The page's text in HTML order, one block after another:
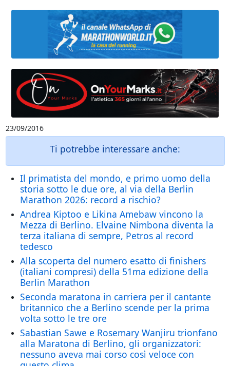
23/09/2016
Ti potrebbe interessare anche:
Il primatista del mondo, e primo uomo della
storia sotto le due ore, al via della Berlin
Marathon 2026: record a rischio?
Andrea Kiptoo e Likina Amebaw vincono la
Mezza di Berlino. Elvaine Nimbona diventa la
terza italiana di sempre, Petros al record
tedesco
Alla scoperta del numero esatto di finishers
(italiani compresi) della 51ma edizione della
Berlin Marathon
Seconda maratona in carriera per il cantante
britannico che a Berlino scende per la prima
volta sotto le tre ore
Sabastian Sawe e Rosemary Wanjiru trionfano
alla Maratona di Berlino, gli organizzatori:
nessuno aveva mai corso così veloce con